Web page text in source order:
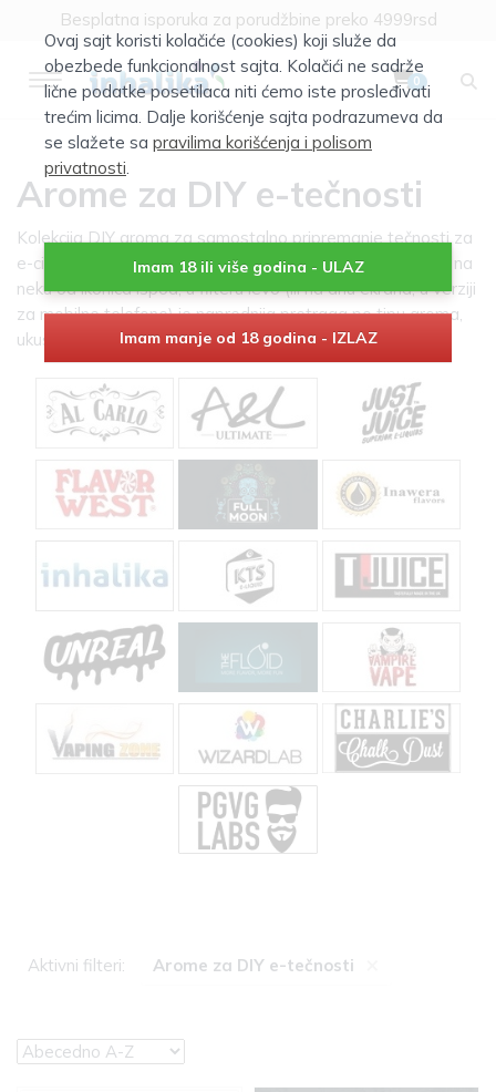
Klik za više informacija
Besplatna isporuka za porudžbine preko 4999rsd
0
Arome za DIY e-tečnosti
Kolekcija DIY aroma za samostalno pripremanje tečnosti za
e-cigarete. Izbor prema proizvođaču možete vršiti klikom na
neku od ikonica ispod, u filteru levo (ili na dnu ekrana, u verziji
za mobilne telefone) je naprednija pretraga po tipu aroma,
ukusu itd...
Aktivni filteri: Arome za DIY e-tečnosti
Ovaj sajt koristi kolačiće (cookies) koji služe da
obezbede funkcionalnost sajta. Kolačići ne sadrže
lične podatke posetilaca niti ćemo iste prosleđivati
trećim licima. Dalje korišćenje sajta podrazumeva da
se slažete sa pravilima korišćenja i polisom
privatnosti.
Imam 18 ili više godina - ULAZ
Imam manje od 18 godina - IZLAZ